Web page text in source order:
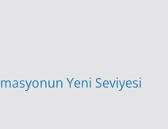
Yeni Seviyesi